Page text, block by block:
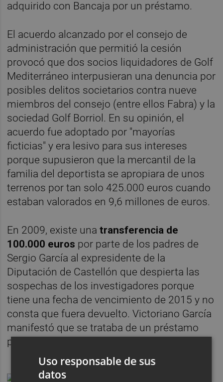
adquirido con Bancaja por un préstamo.
El acuerdo alcanzado por el consejo de
administración que permitió la cesión
provocó que dos socios liquidadores de Golf
Mediterráneo interpusieran una denuncia por
posibles delitos societarios contra nueve
miembros del consejo (entre ellos Fabra) y la
sociedad Golf Borriol. En su opinión, el
acuerdo fue adoptado por "mayorías
ficticias" y era lesivo para sus intereses
porque supusieron que la mercantil de la
familia del deportista se apropiara de unos
terrenos por tan solo 425.000 euros cuando
estaban valorados en 9,6 millones de euros.
En 2009, existe unatransferencia de
100.000 euros por parte de los padres de
Sergio García al expresidente de la
Diputación de Castellón que despierta las
sospechas de los investigadores porque
tiene una fecha de vencimiento de 2015 y no
consta que fuera devuelto. Victoriano García
manifestó que se trataba de un préstamo
personal.
Uso responsable de sus
datos